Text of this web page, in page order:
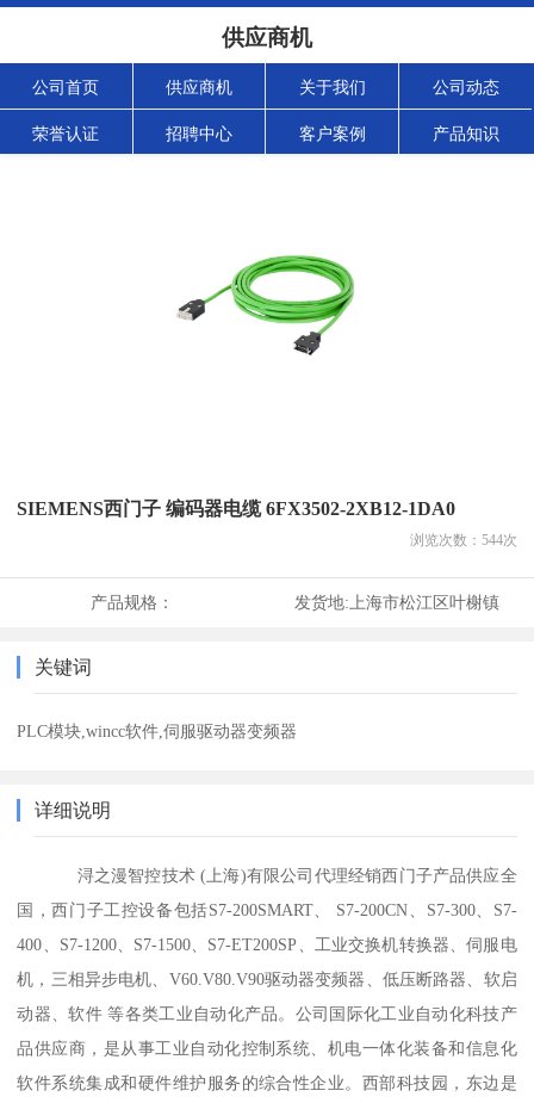
供应商机
公司首页 供应商机 关于我们 公司动态
荣誉认证 招聘中心 客户案例 产品知识
SIEMENS西门子 编码器电缆 6FX3502-2XB12-1DA0
浏览次数： 544次
产品规格： 发货地: 上海市松江区叶榭镇
关键词
PLC模块,wincc软件,伺服驱动器变频器
详细说明
浔之漫智控技术 (上海)有限公司代理经销西门子产品供应全
国，西门子工控设备包括S7-200SMART、 S7-200CN、S7-300、S7-
400、S7-1200、S7-1500、S7-ET200SP、工业交换机转换器、伺服电
机，三相异步电机、V60.V80.V90驱动器变频器、低压断路器、软启
动器、软件 等各类工业自动化产品。公司国际化工业自动化科技产
品供应商，是从事工业自动化控制系统、机电一体化装备和信息化
软件系统集成和硬件维护服务的综合性企业。西部科技园，东边是